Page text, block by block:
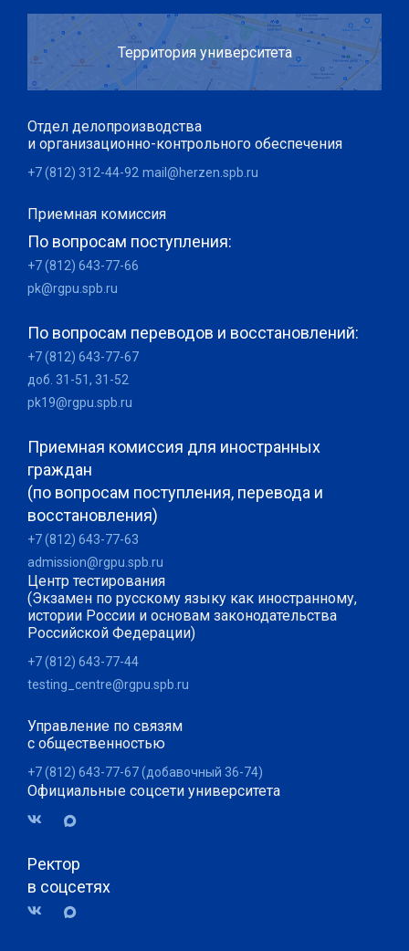
Территория университета
Отдел делопроизводства
и организационно-контрольного обеспечения
+7 (812) 312-44-92 mail@herzen.spb.ru
Приемная комиссия
По вопросам поступления:
+7 (812) 643-77-66
pk@rgpu.spb.ru
По вопросам переводов и восстановлений:
+7 (812) 643-77-67
доб. 31-51, 31-52
pk19@rgpu.spb.ru
Приемная комиссия для иностранных
граждан
(по вопросам поступления, перевода и
восстановления)
+7 (812) 643-77-63
admission@rgpu.spb.ru
Центр тестирования
(Экзамен по русскому языку как иностранному,
истории России и основам законодательства
Российской Федерации)
+7 (812) 643-77-44
testing_centre@rgpu.spb.ru
Управление по связям
с общественностью
+7 (812) 643-77-67 (добавочный 36-74)
Официальные соцсети университета
Ректор
в соцсетях